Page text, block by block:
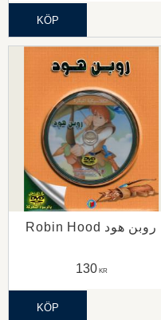
KÖP
Robin Hood روبن هود
130KR
KÖP